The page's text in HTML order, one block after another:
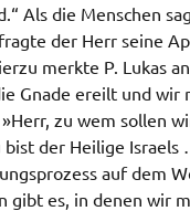
Als die Menschen
der Herr seine
merkte P. Lukas
Gnade ereilt und wir
zu wem sollen
bist der Heilige Israels
auf dem
gibt es, in denen wir